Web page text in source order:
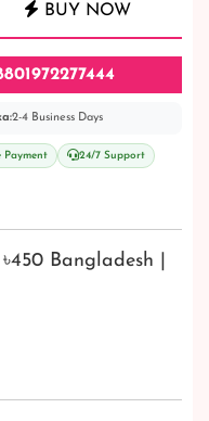
BUY NOW
8801972277444
2-4 Business Days
Payment 24/7 Support
Bangladesh |